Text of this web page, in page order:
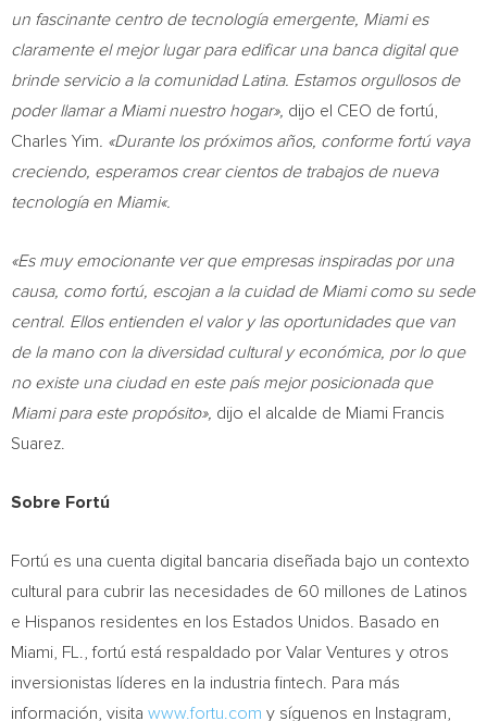
un fascinante centro de tecnología emergente, Miamies
claramente el mejor lugar para edificar una banca digital que
brinde servicio a la comunidad Latina. Estamos orgullosos de
poder llamar a Miaminuestro hogar», dijo el CEO de fortú,
Charles Yim . «Durante los próximos años, conforme fortú vaya
creciendo, esperamos crear cientos de trabajos de nueva
tecnología en Miami«.
«Es muy emocionante ver que empresas inspiradas por una
causa, como fortú, escojan a la cuidad de Miamicomo su sede
central. Ellos entienden el valor y las oportunidades que van
de la mano con la diversidad cultural y económica, por lo que
no existe una ciudad en este país mejor posicionada que
Miamipara este propósito», dijo el alcalde de Miami Francis
Suarez.
Sobre Fortú
Fortú es una cuenta digital bancaria diseñada bajo un contexto
cultural para cubrir las necesidades de 60 millones de Latinos
e Hispanos residentes en los Estados Unidos. Basado en
Miami, FL.
, fortú está respaldado por Valar Ventures y otros
inversionistas líderes en la industria fintech. Para más
información, visita www.fortu.com y síguenos en Instagram,